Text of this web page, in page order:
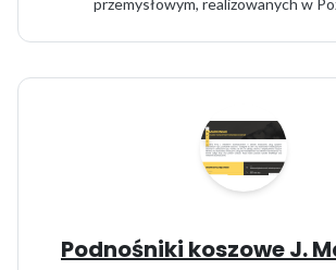
przemysłowym, realizowanych w
Podnośniki koszowe J.